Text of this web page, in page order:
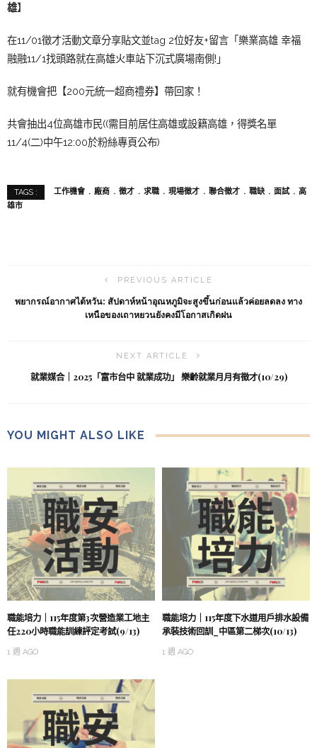
雄】
在11/01徵才活動文章分享貼文並tag 2位好友+留言「樂業高雄 幸福
融融11/1找頭路就在高雄火車站下沉式廣場南側!」
就有機會把【200元統一超商禮券】帶回家！
共會抽出4位高雄市民((需目前居住高雄或設籍高雄，得獎名單
11/4(二)中午12:00於粉絲專頁公布)
TAGS : 工作機會 廠商 徵才 求職 現場徵才 聯合徵才 職缺 面試
高
雄市
PREVIOUS ARTICLE
พยากรณ์อากาศไต้หวัน: สัปดาห์หน้าอุณหภูมิจะสูงขึ้นก่อนแล้วค่อยลดลง ทาง
เหนือของเถาหยวนยังคงมีโอกาสเกิดฝน
NEXT ARTICLE
就業媒合｜2025「富市台中 就業成功」 樂齡就業月月有徵才(10/29)
YOU MIGHT ALSO LIKE
職能培力｜115年度第3次營造業工地主
任220小時職能訓練評定考試(9/13)
1 週 AGO
職能培力｜115年度下水道用戶排水設備
承裝技術回訓_中區第二梯次(10/13)
1 週 AGO